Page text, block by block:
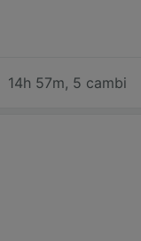
14h 57m, 5 cambi